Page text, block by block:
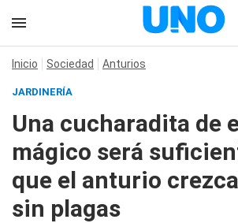
Inicio Sociedad Anturios
JARDINERÍA
Una cucharadita de
mágico será
que el anturio
sin plagas